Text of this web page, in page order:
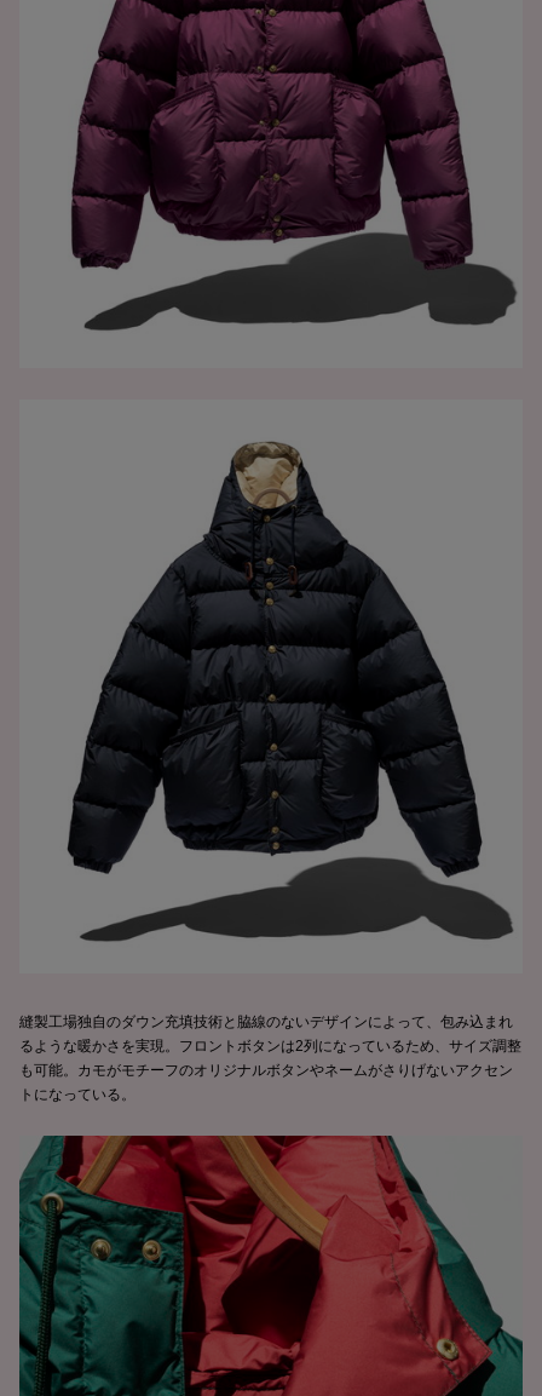
縫製工場独自のダウン充填技術と脇線のないデザインによって、包み込まれ
るような暖かさを実現。フロントボタンは2列になっているため、サイズ調整
も可能。カモがモチーフのオリジナルボタンやネームがさりげないアクセン
トになっている。